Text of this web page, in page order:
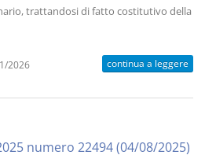
trattandosi di fatto costitutivo della
2026 continua a leggere
numero 22494 (04/08/2025)